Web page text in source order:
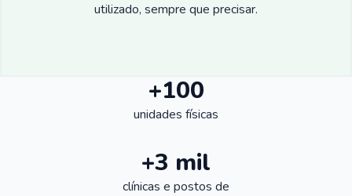
utilizado, sempre que precisar.
+100
unidades físicas
+3 mil
clínicas e postos de